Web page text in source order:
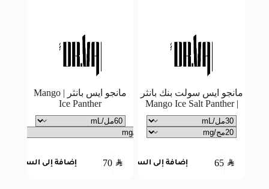
مانجو ايس سولت بنك بانثر
| Mango Ice Salt Panther
65 SAR إضافة إلى السلة
مانجو ايس بانثر | Mango
Ice Panther
70 SAR إضافة إلى السلة